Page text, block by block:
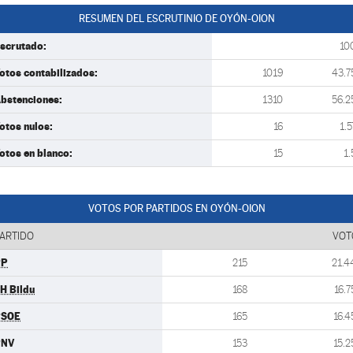
RESUMEN DEL ESCRUTINIO DE OYÓN-OION
contabilizados: 1019
1310
nulos: 16
en blanco: 15
VOTOS POR PARTIDOS EN OYÓN-OION
215
Bildu 168
165
153